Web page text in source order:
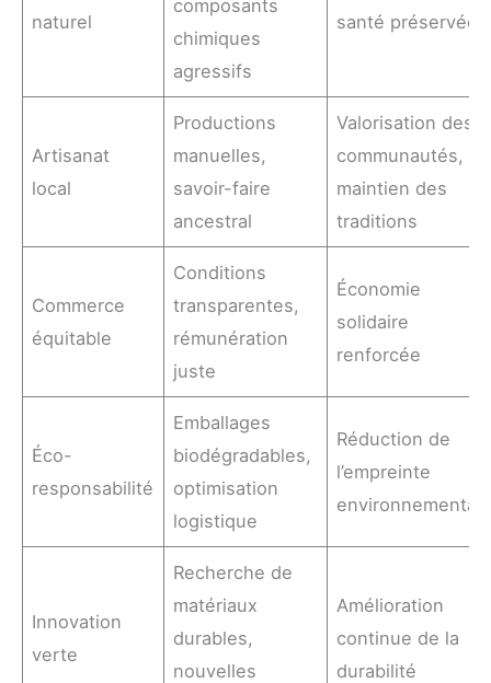
naturel
composants
chimiques
agressifs
santé préservée
Artisanat
local
Productions
manuelles,
savoir-faire
ancestral
Valorisation des
communautés,
maintien des
traditions
Commerce
équitable
Conditions
transparentes,
rémunération
juste
Économie
solidaire
renforcée
Éco-
responsabilité
Emballages
biodégradables,
optimisation
logistique
Réduction de
l’empreinte
Innovation
verte
Recherche de
matériaux
durables,
nouvelles
Amélioration
continue de la
durabilité